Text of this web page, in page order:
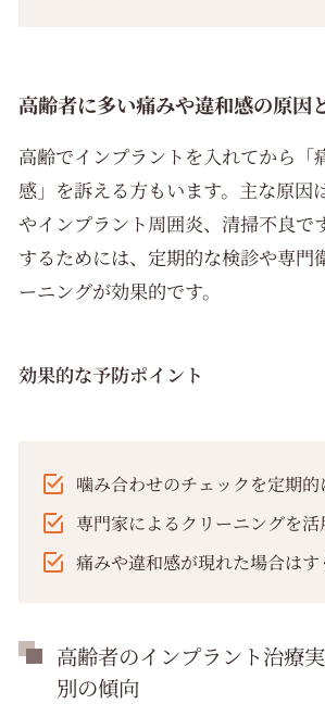
高齢者に多い痛みや違和感の原因
高齢でインプラントを入れてから「
感」を訴える方もいます。主な原因
やインプラント周囲炎、清掃不良で
するためには、定期的な検診や専門
ーニングが効果的です。
効果的な予防ポイント
噛み合わせのチェックを定期的
専門家によるクリーニングを活
痛みや違和感が現れた場合はす
高齢者のインプラント治療
別の傾向